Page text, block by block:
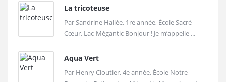
La tricoteuse
Par Sandrine Hallée, 1re année, École Sacré-
Cœur, Lac-Mégantic Bonjour ! Je m’appelle ...
Aqua Vert
Par Henry Cloutier, 4e année, École Notre-